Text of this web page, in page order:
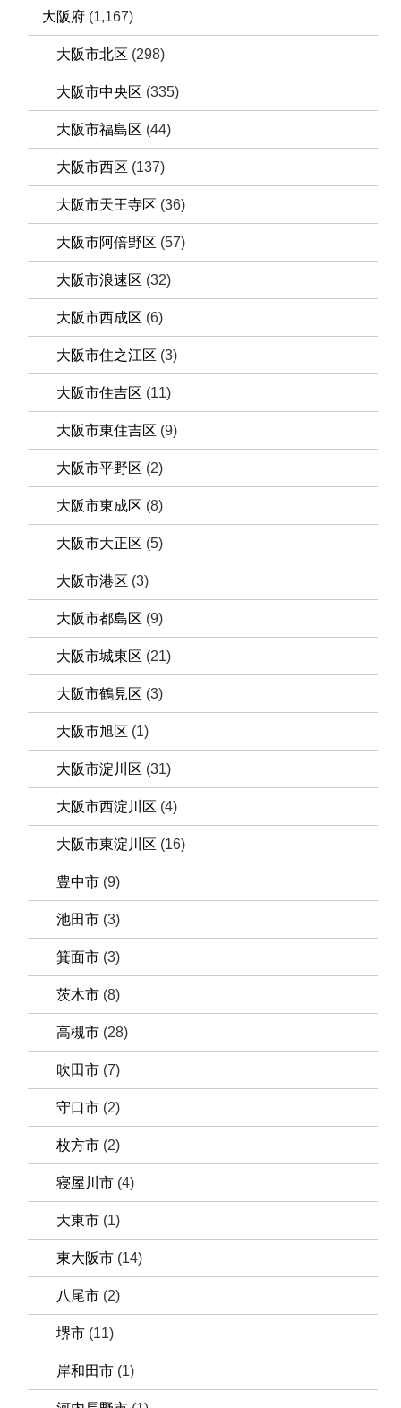
大阪府 (1,167)
大阪市北区 (298)
大阪市中央区 (335)
大阪市福島区 (44)
大阪市西区 (137)
大阪市天王寺区 (36)
大阪市阿倍野区 (57)
大阪市浪速区 (32)
大阪市西成区 (6)
大阪市住之江区 (3)
大阪市住吉区 (11)
大阪市東住吉区 (9)
大阪市平野区 (2)
大阪市東成区 (8)
大阪市大正区 (5)
大阪市港区 (3)
大阪市都島区 (9)
大阪市城東区 (21)
大阪市鶴見区 (3)
大阪市旭区 (1)
大阪市淀川区 (31)
大阪市西淀川区 (4)
大阪市東淀川区 (16)
豊中市 (9)
池田市 (3)
箕面市 (3)
茨木市 (8)
高槻市 (28)
吹田市 (7)
守口市 (2)
枚方市 (2)
寝屋川市 (4)
大東市 (1)
東大阪市 (14)
八尾市 (2)
堺市 (11)
岸和田市 (1)